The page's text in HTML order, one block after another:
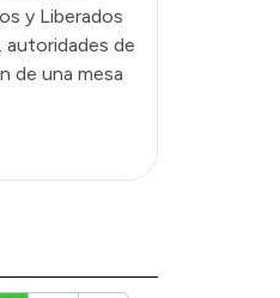
y Liberados
autoridades de
de una mesa